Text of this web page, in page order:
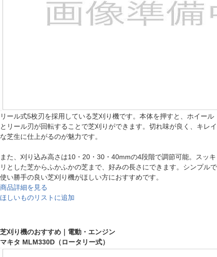
リール式5枚刃を採用している芝刈り機です。本体を押すと、ホイール
とリール刃が回転することで芝刈りができます。切れ味が良く、キレイ
な芝生に仕上がるのが魅力です。
また、刈り込み高さは10・20・30・40mmの4段階で調節可能。スッキ
リとした芝からふかふかの芝まで、好みの長さにできます。シンプルで
使い勝手の良い芝刈り機がほしい方におすすめです。
商品詳細を見る
ほしいものリストに追加
芝刈り機のおすすめ｜電動・エンジン
マキタ MLM330D（ロータリー式）